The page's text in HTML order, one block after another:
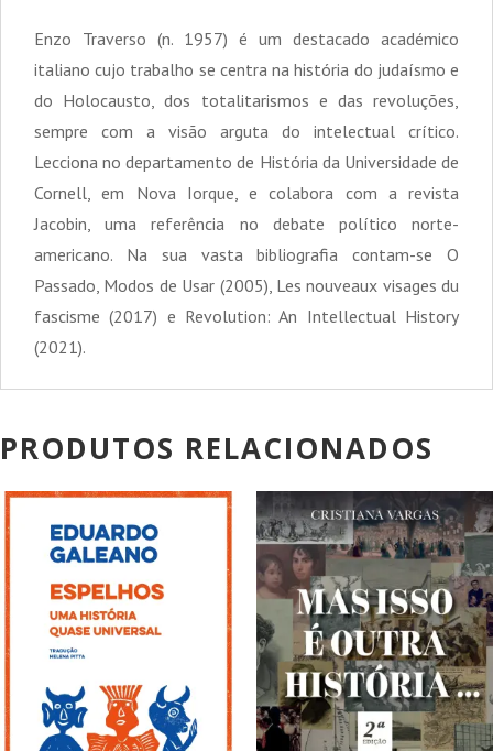
Enzo Traverso (n. 1957) é um destacado académico
italiano cujo trabalho se centra na história do judaísmo e
do Holocausto, dos totalitarismos e das revoluções,
sempre com a visão arguta do intelectual crítico.
Lecciona no departamento de História da Universidade de
Cornell, em Nova Iorque, e colabora com a revista
Jacobin, uma referência no debate político norte-
americano. Na sua vasta bibliografia contam-se O
Passado, Modos de Usar (2005), Les nouveaux visages du
fascisme (2017) e Revolution: An Intellectual History
(2021).
PRODUTOS RELACIONADOS
PROMOÇÃO! PROMOÇÃO!